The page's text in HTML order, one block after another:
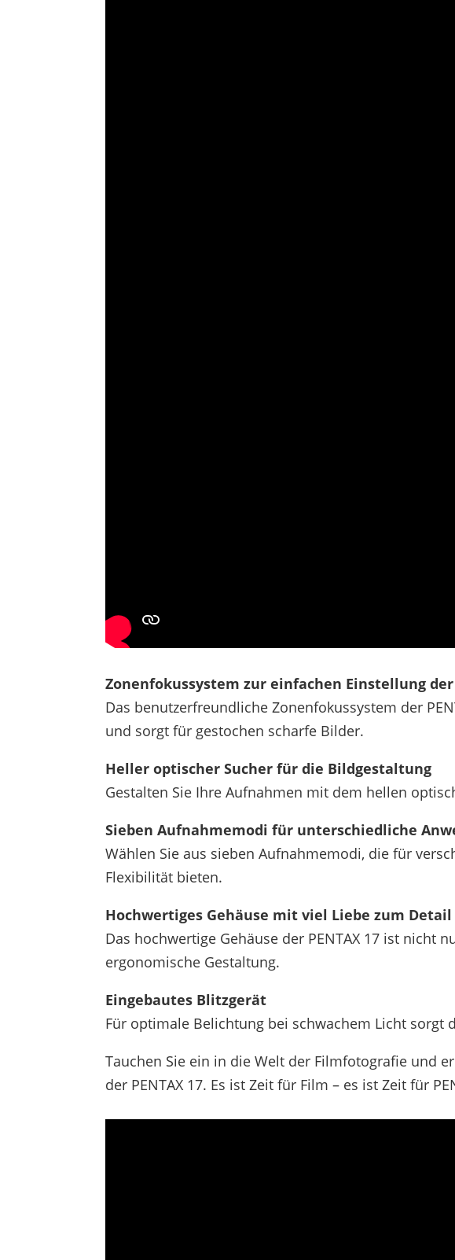
Zonenfokussystem zur einfachen Einstellung
Das benutzerfreundliche Zonenfokussystem der
und sorgt für gestochen scharfe Bilder.
Heller optischer Sucher für die Bildgestaltung
Gestalten Sie Ihre Aufnahmen mit dem hellen
Sieben Aufnahmemodi für unterschiedliche
Wählen Sie aus sieben Aufnahmemodi, die für
Flexibilität bieten.
Hochwertiges Gehäuse mit viel Liebe zum Detail
Das hochwertige Gehäuse der PENTAX 17 ist nicht
ergonomische Gestaltung.
Eingebautes Blitzgerät
Für optimale Belichtung bei schwachem Licht sorgt
Tauchen Sie ein in die Welt der Filmfotografie und
der PENTAX 17. Es ist Zeit für Film – es ist Zeit für